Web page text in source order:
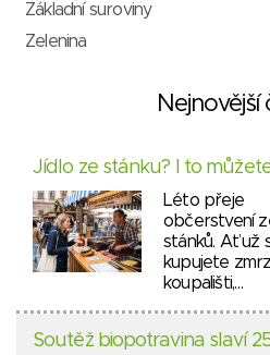
Základní suroviny
Zelenina
Nejnovější
Jídlo ze stánku? I to
Léto přeje
občerstvení
stánků. Ať už
kupujete
koupališti,…
Soutěž biopotravina slaví